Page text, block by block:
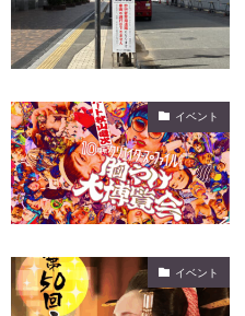
イベント
イベント